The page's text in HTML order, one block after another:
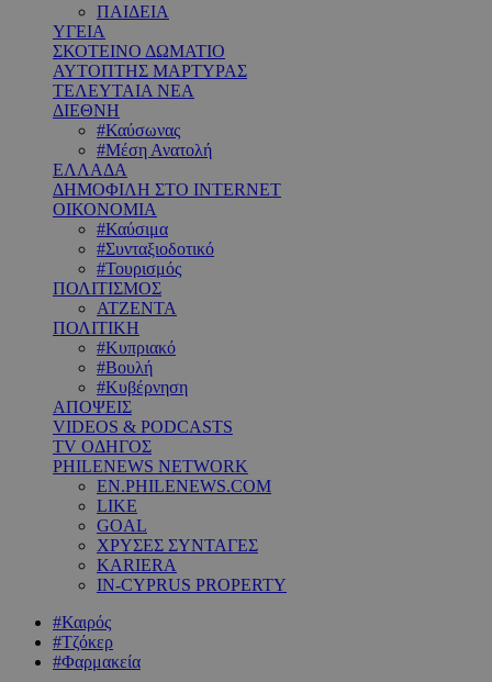
ΠΑΙΔΕΙΑ
ΥΓΕΙΑ
ΣΚΟΤΕΙΝΟ ΔΩΜΑΤΙΟ
ΑΥΤΟΠΤΗΣ ΜΑΡΤΥΡΑΣ
ΤΕΛΕΥΤΑΙΑ ΝΕΑ
ΔΙΕΘΝΗ
#Καύσωνας
#Μέση Ανατολή
ΕΛΛΑΔΑ
ΔΗΜΟΦΙΛΗ ΣΤΟ INTERNET
ΟΙΚΟΝΟΜΙΑ
#Καύσιμα
#Συνταξιοδοτικό
#Τουρισμός
ΠΟΛΙΤΙΣΜΟΣ
ΑΤΖΕΝΤΑ
ΠΟΛΙΤΙΚΗ
#Κυπριακό
#Βουλή
#Κυβέρνηση
ΑΠΟΨΕΙΣ
VIDEOS & PODCASTS
TV ΟΔΗΓΟΣ
PHILENEWS NETWORK
EN.PHILENEWS.COM
LIKE
GOAL
ΧΡΥΣΕΣ ΣΥΝΤΑΓΕΣ
KARIERA
IN-CYPRUS PROPERTY
#Καιρός
#Τζόκερ
#Φαρμακεία